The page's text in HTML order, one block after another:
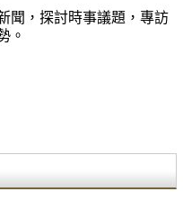
聞，探討時事議題，專訪
。